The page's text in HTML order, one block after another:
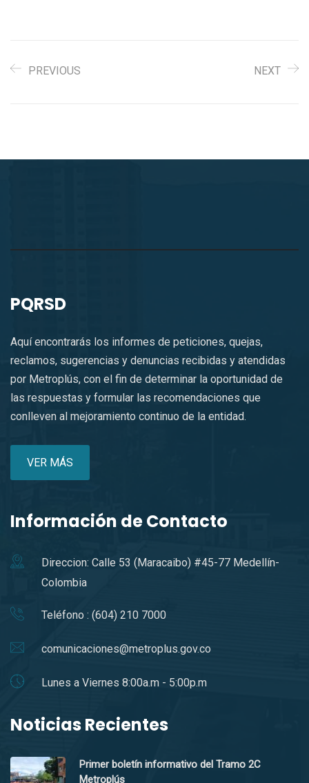
PREVIOUS NEXT
PQRSD
Aquí encontrarás los informes de peticiones, quejas,
reclamos, sugerencias y denuncias recibidas y atendidas
por Metroplús, con el fin de determinar la oportunidad de
las respuestas y formular las recomendaciones que
conlleven al mejoramiento continuo de la entidad.
VER MÁS
Información de Contacto
Direccion: Calle 53 (Maracaibo) #45-77 Medellín-
Colombia
Teléfono : (604) 210 7000
comunicaciones@metroplus.gov.co
Lunes a Viernes 8:00a.m - 5:00p.m
Noticias Recientes
Primer boletín informativo del Tramo 2C
Metroplús